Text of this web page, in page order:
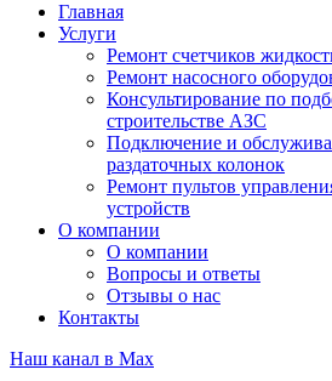
Главная
Услуги
Ремонт счетчиков
Ремонт насосного
Консультирование по
строительстве АЗС
Подключение и
раздаточных колонок
Ремонт пультов
устройств
О компании
О компании
Вопросы и ответы
Отзывы о нас
Контакты
Наш канал в Max